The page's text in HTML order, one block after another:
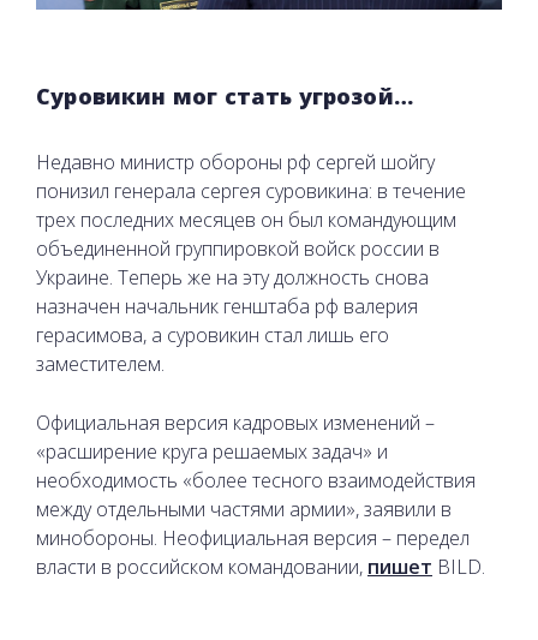
Суровикин мог стать угрозой…
Недавно министр обороны рф сергей шойгу
понизил генерала сергея суровикина: в течение
трех последних месяцев он был командующим
объединенной группировкой войск россии в
Украине. Теперь же на эту должность снова
назначен начальник генштаба рф валерия
герасимова, а суровикин стал лишь его
заместителем.
Официальная версия кадровых изменений –
«расширение круга решаемых задач» и
необходимость «более тесного взаимодействия
между отдельными частями армии», заявили в
минобороны. Неофициальная версия – передел
власти в российском командовании, пишет BILD.